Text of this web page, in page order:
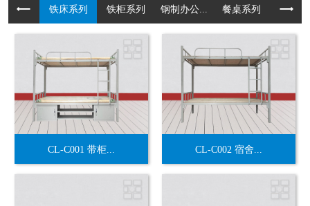
铁床系列 铁柜系列 钢制办公... 餐桌系列 货架
CL-C001 带柜... CL-C002 宿舍...